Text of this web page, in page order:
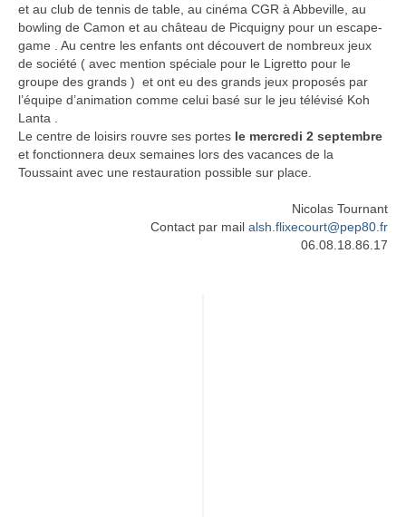
et au club de tennis de table, au cinéma CGR à Abbeville, au
bowling de Camon et au château de Picquigny pour un escape-
game . Au centre les enfants ont découvert de nombreux jeux
de société ( avec mention spéciale pour le Ligretto pour le
groupe des grands ) et ont eu des grands jeux proposés par
l’équipe d’animation comme celui basé sur le jeu télévisé Koh
Lanta .
Le centre de loisirs rouvre ses portes le mercredi 2 septembre
et fonctionnera deux semaines lors des vacances de la
Toussaint avec une restauration possible sur place.
Nicolas Tournant
Contact par mail alsh.flixecourt@pep80.fr
06.08.18.86.17